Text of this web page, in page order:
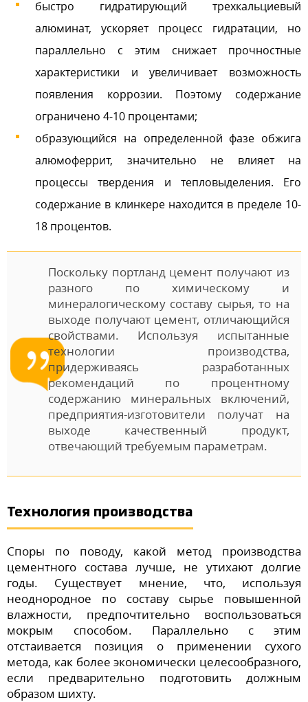
быстро гидратирующий трехкальциевый
алюминат, ускоряет процесс гидратации, но
параллельно с этим снижает прочностные
характеристики и увеличивает возможность
появления коррозии. Поэтому содержание
ограничено 4-10 процентами;
образующийся на определенной фазе обжига
алюмоферрит, значительно не влияет на
процессы твердения и тепловыделения. Его
содержание в клинкере находится в пределе 10-
18 процентов.
Поскольку портланд цемент получают из
разного по химическому и
минералогическому составу сырья, то на
выходе получают цемент, отличающийся
свойствами. Используя испытанные
технологии производства,
придерживаясь разработанных
рекомендаций по процентному
содержанию минеральных включений,
предприятия-изготовители получат на
выходе качественный продукт,
отвечающий требуемым параметрам.
Технология производства
Споры по поводу, какой метод производства
цементного состава лучше, не утихают долгие
годы. Существует мнение, что, используя
неоднородное по составу сырье повышенной
влажности, предпочтительно воспользоваться
мокрым способом. Параллельно с этим
отстаивается позиция о применении сухого
метода, как более экономически целесообразного,
если предварительно подготовить должным
образом шихту.